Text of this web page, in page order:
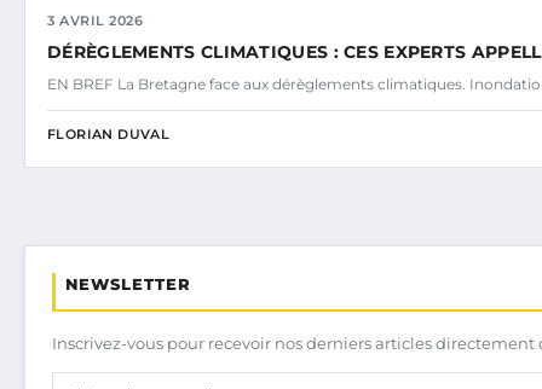
3 AVRIL 2026
DÉRÈGLEMENTS CLIMATIQUES : CES EXPERTS
EN BREF La Bretagne face aux dérèglements climatiques.
FLORIAN DUVAL
NEWSLETTER
Inscrivez-vous pour recevoir nos derniers articles